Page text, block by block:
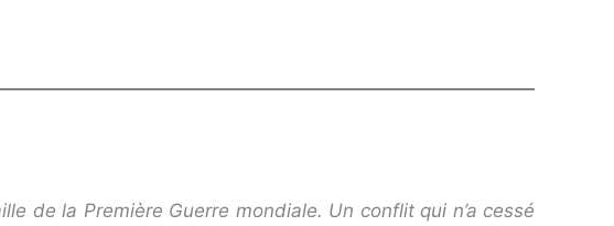
de la Première Guerre mondiale. Un conflit qui n’a cessé